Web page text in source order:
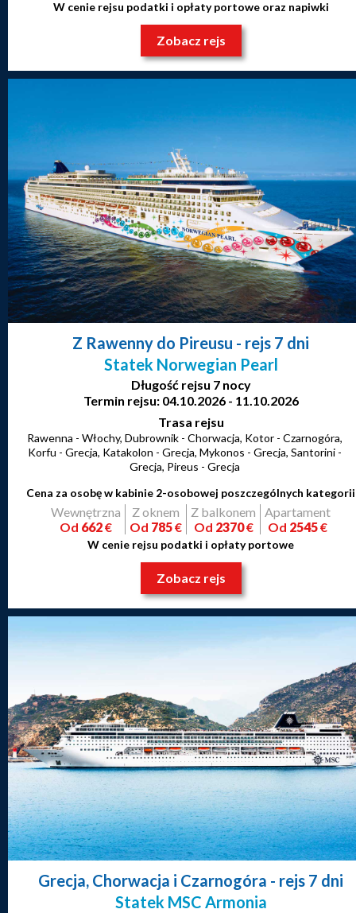
W cenie rejsu podatki i opłaty portowe oraz napiwki
Zobacz rejs
Z Rawenny do Pireusu - rejs 7 dni
Statek Norwegian Pearl
Długość rejsu 7 nocy
Termin rejsu: 04.10.2026 - 11.10.2026
Trasa rejsu
Rawenna - Włochy, Dubrownik - Chorwacja, Kotor - Czarnogóra,
Korfu - Grecja, Katakolon - Grecja, Mykonos - Grecja, Santorini -
Grecja, Pireus - Grecja
Cena za osobę w kabinie 2-osobowej poszczególnych kategorii
Wewnętrzna
Od 662€
Z oknem
Od 785€
Z balkonem
Od 2370€
Apartament
Od 2545€
W cenie rejsu podatki i opłaty portowe
Zobacz rejs
Grecja, Chorwacja i Czarnogóra - rejs 7 dni
Statek MSC Armonia